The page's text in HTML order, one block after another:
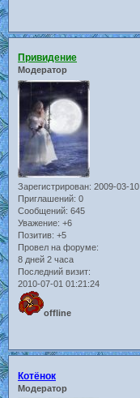
Привидение
Модератор
Зарегистрирован: 2009-03-10
Приглашений: 0
Сообщений: 645
Уважение: +6
Позитив: +5
Провел на форуме:
8 дней 2 часа
Последний визит:
2010-07-01 01:21:24
offline
Котёнок
Модератор